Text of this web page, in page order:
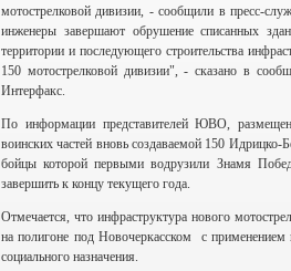
мотострелковой дивизии, - сообщили в пресс-
инженеры завершают обрушение списанных
территории и последующего строительства
150 мотострелковой дивизии", - сказано в
Интерфакс.
По информации представителей ЮВО,
воинских частей вновь создаваемой 150 Идрицко-
бойцы которой первыми водрузили Знамя
завершить к концу текущего года.
Отмечается, что инфраструктура нового
на полигоне под Новочеркасском с применением
социального назначения.